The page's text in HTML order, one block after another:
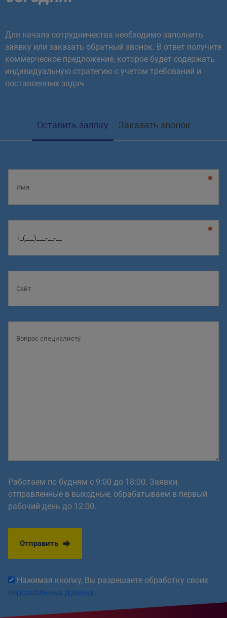
Для начала сотрудничества необходимо заполнить
заявку или заказать обратный звонок. В ответ получите
коммерческое предложение, которое будет содержать
индивидуальную стратегию с учетом требований и
поставленных задач
Оставить заявку Заказать звонок
Работаем по будням с 9:00 до 18:00. Заявки,
отправленные в выходные, обрабатываем в первый
рабочий день до 12:00.
Отправить
Нажимая кнопку, Вы разрешаете обработку своих
персональных данных